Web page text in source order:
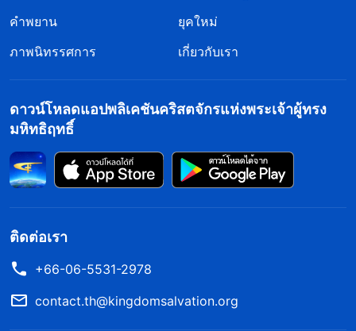
คำพยาน
ยุคใหม่
ภาพนิทรรศการ
เกี่ยวกับเรา
ดาวน์โหลดแอปพลิเคชันคริสตจักรแห่งพระเจ้าผู้ทรง
มหิทธิฤทธิ์
ติดต่อเรา
+66-06-5531-2978
contact.th@kingdomsalvation.org